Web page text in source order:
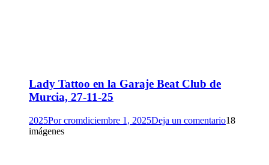
Lady Tattoo en la Garaje Beat Club de
Murcia, 27-11-25
2025Porcromdiciembre 1, 2025Deja un comentario18
imágenes